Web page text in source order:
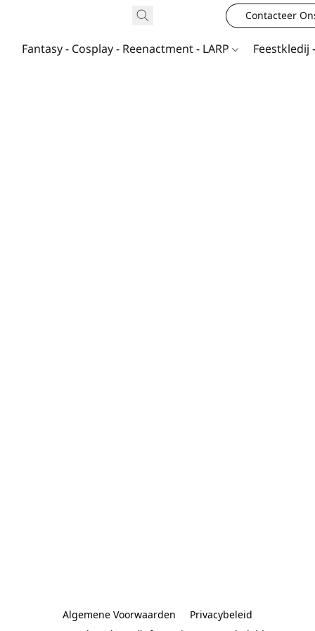
Contacteer
Fantasy - Cosplay - Reenactment - LARP Feestkledij
Algemene Voorwaarden
Privacybeleid